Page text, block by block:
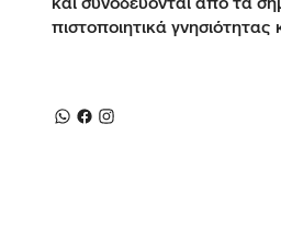
πιστοποιητικά γνησιότητας